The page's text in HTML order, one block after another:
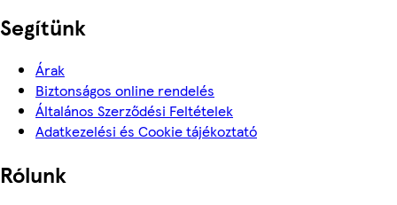
Segítünk
Árak
Biztonságos online rendelés
Általános Szerződési Feltételek
Adatkezelési és Cookie tájékoztató
Rólunk